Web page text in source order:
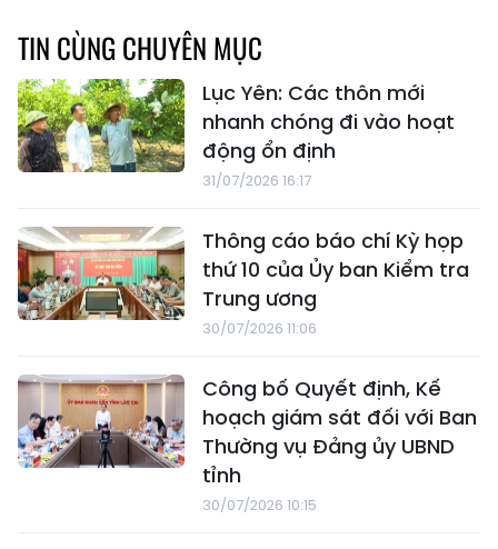
TIN CÙNG CHUYÊN MỤC
Lục Yên: Các thôn mới
nhanh chóng đi vào hoạt
động ổn định
31/07/2026 16:17
Thông cáo báo chí Kỳ họp
thứ 10 của Ủy ban Kiểm tra
Trung ương
30/07/2026 11:06
Công bố Quyết định, Kế
hoạch giám sát đối với Ban
Thường vụ Đảng ủy UBND
tỉnh
30/07/2026 10:15